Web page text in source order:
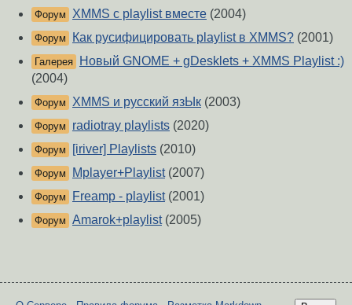
Форум XMMS с playlist вместе (2004)
Форум Как русифицировать playlist в XMMS? (2001)
Галерея
Новый GNOME + gDesklets + XMMS Playlist :)
(2004)
Форум XMMS и русский язЫк (2003)
Форум radiotray playlists (2020)
Форум [iriver] Playlists (2010)
Форум Mplayer+Playlist(2007)
Форум Freamp - playlist(2001)
Форум Amarok+playlist(2005)